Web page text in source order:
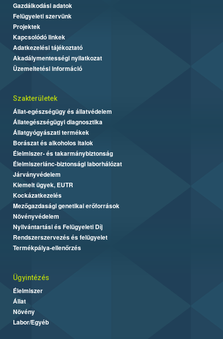
Gazdálkodási adatok
Felügyeleti szervünk
Projektek
Kapcsolódó linkek
Adatkezelési tájékoztató
Akadálymentességi nyilatkozat
Üzemeltetési információ
Szakterületek
Állat-egészségügy és állatvédelem
Állategészségügyi diagnosztika
Állatgyógyászati termékek
Borászat és alkoholos italok
Élelmiszer- és takarmánybiztonság
Élelmiszerlánc-biztonsági laborhálózat
Járványvédelem
Kiemelt ügyek, EUTR
Kockázatkezelés
Mezőgazdasági genetikai erőforrások
Növényvédelem
Nyilvántartási és Felügyeleti Díj
Rendszerszervezés és felügyelet
Termékpálya-ellenőrzés
Ügyintézés
Élelmiszer
Állat
Növény
Labor/Egyéb